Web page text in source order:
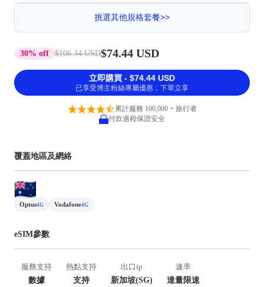
挑選其他規格套餐>>
30% off $106.34 USD$74.44 USD
立即購買 - $74.44 USD
已享受博主粉絲專屬優惠，下單立享
累計服務 100,000 + 旅行者
付款過程保證安全
覆蓋地區及網絡
Optus4G Vodafone4G
eSIM參數
服務支持
數據
熱點支持
支持
出口ip
新加坡(SG)
速率
達量限速